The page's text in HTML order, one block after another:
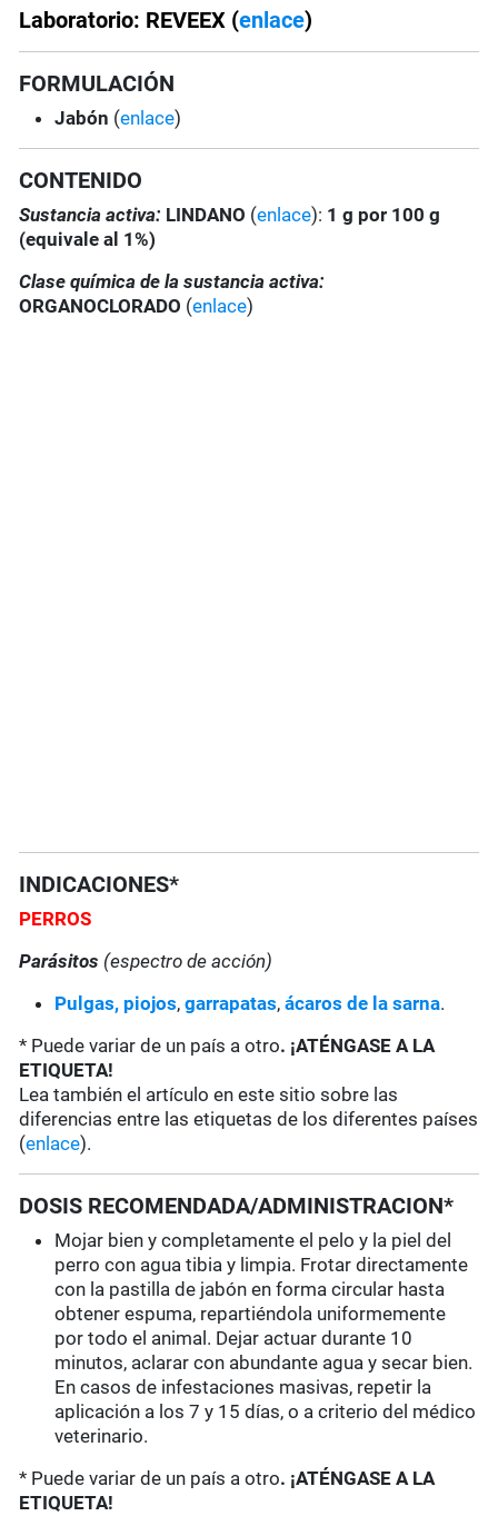
Laboratorio: REVEEX (enlace)
FORMULACIÓN
Jabón (enlace)
CONTENIDO
Sustancia activa: LINDANO (enlace): 1 g por 100 g
(equivale al 1%)
Clase química de la sustancia activa:
ORGANOCLORADO (enlace)
INDICACIONES*
PERROS
Parásitos (espectro de acción)
Pulgas, piojos,garrapatas,ácaros de la sarna.
* Puede variar de un país a otro. ¡ATÉNGASE A LA
ETIQUETA!
Lea también el artículo en este sitio sobre las
diferencias entre las etiquetas de los diferentes países
(enlace).
DOSIS RECOMENDADA/ADMINISTRACION*
Mojar bien y completamente el pelo y la piel del
perro con agua tibia y limpia. Frotar directamente
con la pastilla de jabón en forma circular hasta
obtener espuma, repartiéndola uniformemente
por todo el animal. Dejar actuar durante 10
minutos, aclarar con abundante agua y secar bien.
En casos de infestaciones masivas, repetir la
aplicación a los 7 y 15 días, o a criterio del médico
veterinario.
* Puede variar de un país a otro. ¡ATÉNGASE A LA
ETIQUETA!